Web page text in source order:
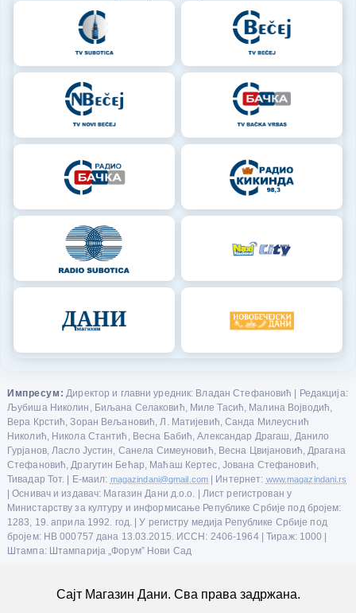
Импресум: Директор и главни уредник: Владан Стефановић | Редакција:
Љубиша Николин, Биљана Селаковић, Миле Тасић, Малина Војводић,
Вера Крстић, Зоран Вељановић, Л. Матијевић, Санда Милеуснић
Николић, Никола Стантић, Весна Бабић, Александар Драгаш, Данило
Гурјанов, Ласло Јустин, Санела Симеуновић, Весна Цвијановић, Драгана
Стефановић, Драгутин Бећар, Маћаш Кертес, Јована Стефановић,
Тивадар Тот. | Е-маил: magazindani@gmail.com | Интернет: www.magazindani.rs
| Оснивач и издавач: Магазин Дани д.о.о. | Лист регистрован у
Министарству за културу и информисање Републике Србије под бројем:
1283, 19. априла 1992. год. | У регистру медија Републике Србије под
бројем: НВ 000757 дана 13.03.2015. ИССН: 2406-1964 | Тираж: 1000 |
Штампа: Штампарија „Форум” Нови Сад
Сајт Магазин Дани. Сва права задржана.